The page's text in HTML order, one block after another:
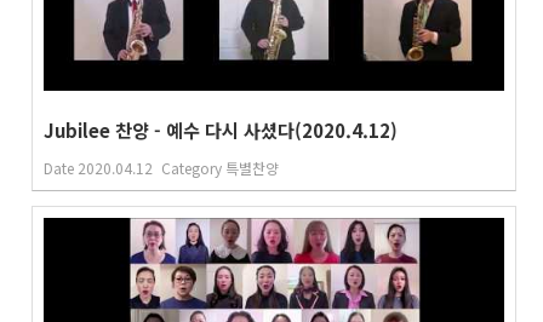
Jubilee 찬양 - 예수 다시 사셨다(2020.4.12)
Date 2020.04.12 Category 특별찬양